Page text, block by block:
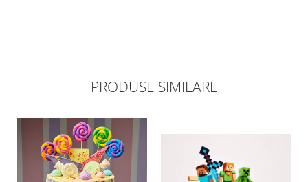
PRODUSE SIMILARE